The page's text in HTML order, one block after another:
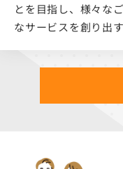
とを目指し、様々な
なサービスを創り出